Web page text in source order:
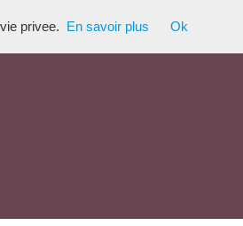
privee. En savoir plus Ok